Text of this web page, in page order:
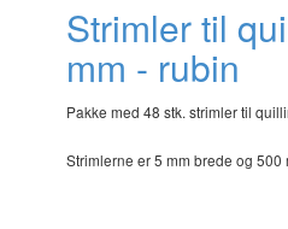
Strimler til
mm - rubin
Pakke med 48 stk. strimler til
Strimlerne er 5 mm brede og 500